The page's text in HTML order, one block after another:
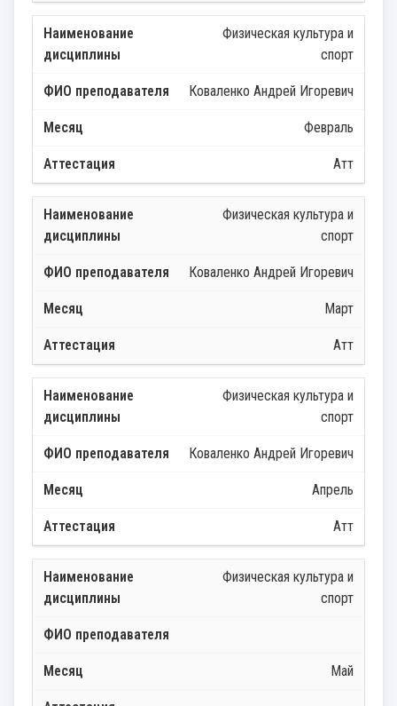
Физическая культура и
спорт
Коваленко Андрей Игоревич
Февраль
Атт
Физическая культура и
спорт
Коваленко Андрей Игоревич
Март
Атт
Физическая культура и
спорт
Коваленко Андрей Игоревич
Апрель
Атт
Физическая культура и
спорт
Май